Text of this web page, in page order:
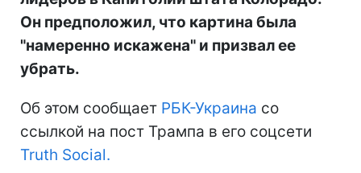
Он предположил, что картина была
"намеренно искажена" и призвал ее
убрать.
Об этом сообщает РБК-Украина со
ссылкой на пост Трампа в его соцсети
Truth Social.